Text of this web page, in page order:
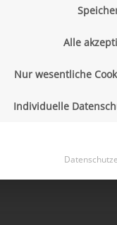
zu schaffen, um
zu meistern.
in internationalen
Alle
Nur wesentliche
Individuelle